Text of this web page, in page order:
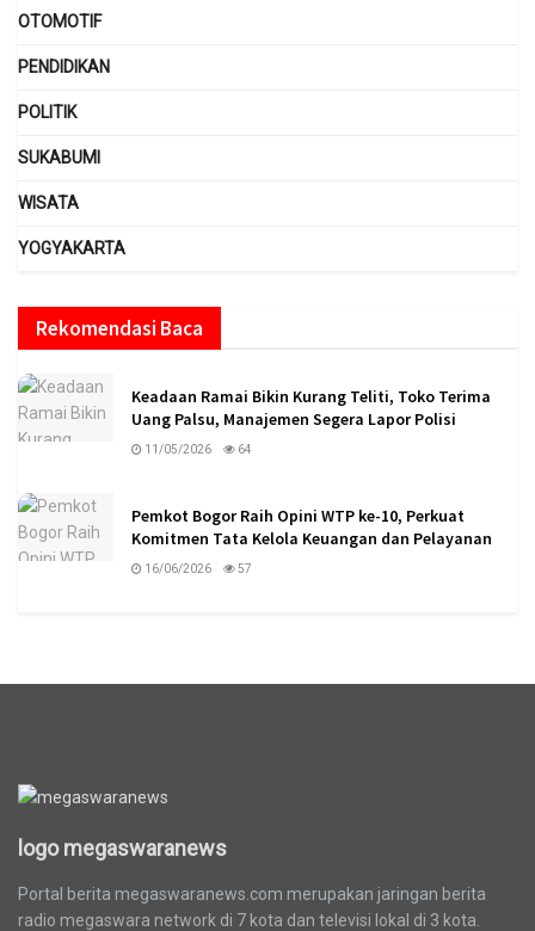
OTOMOTIF
PENDIDIKAN
POLITIK
SUKABUMI
WISATA
YOGYAKARTA
Rekomendasi Baca
Keadaan Ramai Bikin Kurang Teliti, Toko Terima
Uang Palsu, Manajemen Segera Lapor Polisi
11/05/2026 64
Pemkot Bogor Raih Opini WTP ke-10, Perkuat
Komitmen Tata Kelola Keuangan dan Pelayanan
16/06/2026 57
logo megaswaranews
Portal berita megaswaranews.com merupakan jaringan berita
radio megaswara network di 7 kota dan televisi lokal di 3 kota.